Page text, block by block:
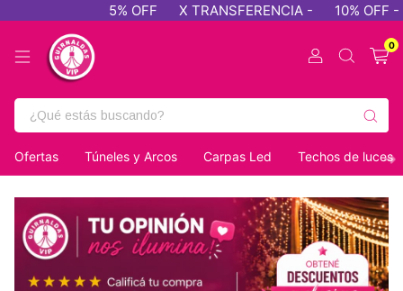
X TRANSFERENCIA - 10% OFF - PAGO EFECTIVO
0
Ofertas Túneles y Arcos Carpas Led Techos de luces